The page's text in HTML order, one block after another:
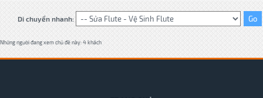
Di chuyển nhanh:
Những người đang xem chủ đề này: 4 khách